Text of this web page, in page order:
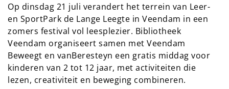
Op dinsdag 21 juli verandert het terrein van Leer-
en SportPark de Lange Leegte in Veendam in een
zomers festival vol leesplezier. Bibliotheek
Veendam organiseert samen met Veendam
Beweegt en vanBeresteyn een gratis middag voor
kinderen van 2 tot 12 jaar, met activiteiten die
lezen, creativiteit en beweging combineren.